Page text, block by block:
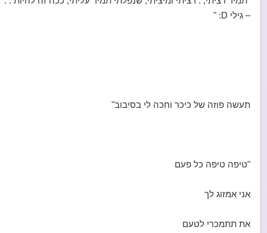
– גילי D: "
תעשה פוזה של כיכר וחכה לי בסיבוב"
"טיפה טיפה כל פעם
אני אמזוג לך
את תתמכרי לטעם